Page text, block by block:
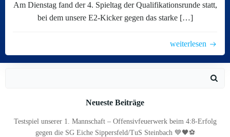
Am Dienstag fand der 4. Spieltag der Qualifikationsrunde statt,
bei dem unsere E2-Kicker gegen das starke […]
weiterlesen
Neueste Beiträge
Testspiel unserer 1. Mannschaft – Offensivfeuerwerk beim 4:8-Erfolg
gegen die SG Eiche Sippersfeld/TuS Steinbach 💙🖤⚽